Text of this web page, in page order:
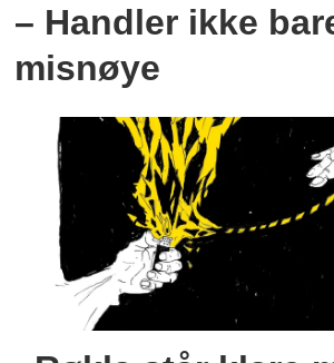
– Handler ikke
misnøye